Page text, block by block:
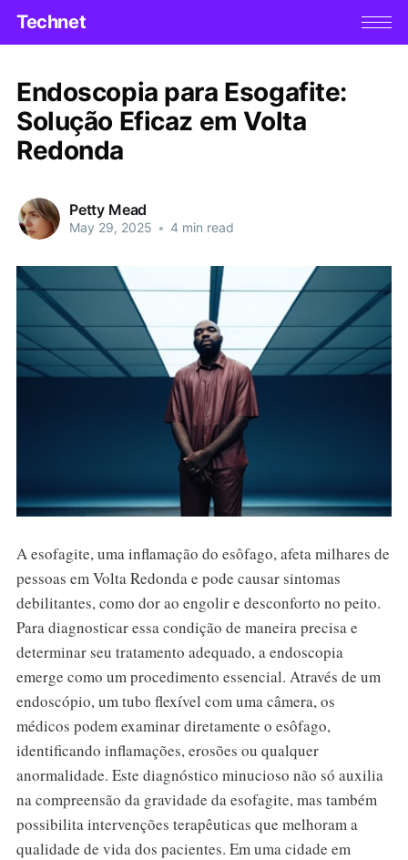
Technet
Endoscopia para Esogafite:
Solução Eficaz em Volta
Redonda
Petty Mead
May 29, 2025 • 4 min read
A esofagite, uma inflamação do esôfago, afeta milhares de
pessoas em Volta Redonda e pode causar sintomas
debilitantes, como dor ao engolir e desconforto no peito.
Para diagnosticar essa condição de maneira precisa e
determinar seu tratamento adequado, a endoscopia
emerge como um procedimento essencial. Através de um
endoscópio, um tubo flexível com uma câmera, os
médicos podem examinar diretamente o esôfago,
identificando inflamações, erosões ou qualquer
anormalidade. Este diagnóstico minucioso não só auxilia
na compreensão da gravidade da esofagite, mas também
possibilita intervenções terapêuticas que melhoram a
qualidade de vida dos pacientes. Em uma cidade em